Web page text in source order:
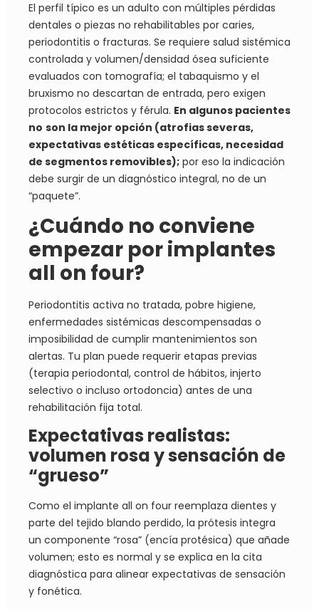
El perfil típico es un adulto con múltiples pérdidas
dentales o piezas no rehabilitables por caries,
periodontitis o fracturas. Se requiere salud sistémica
controlada y volumen/densidad ósea suficiente
evaluados con tomografía; el tabaquismo y el
bruxismo no descartan de entrada, pero exigen
protocolos estrictos y férula. En algunos pacientes
no son la mejor opción (atrofias severas,
expectativas estéticas específicas, necesidad
de segmentos removibles); por eso la indicación
debe surgir de un diagnóstico integral, no de un
“paquete”.
¿Cuándo no conviene
empezar por implantes
all on four?
Periodontitis activa no tratada, pobre higiene,
enfermedades sistémicas descompensadas o
imposibilidad de cumplir mantenimientos son
alertas. Tu plan puede requerir etapas previas
(terapia periodontal, control de hábitos, injerto
selectivo o incluso ortodoncia) antes de una
rehabilitación fija total.
Expectativas realistas:
volumen rosa y sensación de
“grueso”
Como el implante all on four reemplaza dientes y
parte del tejido blando perdido, la prótesis integra
un componente “rosa” (encía protésica) que añade
volumen; esto es normal y se explica en la cita
diagnóstica para alinear expectativas de sensación
y fonética.